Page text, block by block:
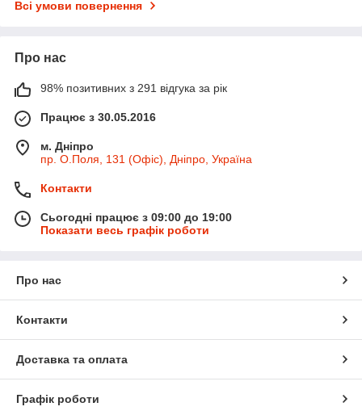
Всі умови повернення
Про нас
98% позитивних з 291 відгука за рік
Працює з 30.05.2016
м. Дніпро
пр. О.Поля, 131 (Офіс), Дніпро, Україна
Контакти
Сьогодні працює з 09:00 до 19:00
Показати весь графік роботи
Про нас
Контакти
Доставка та оплата
Графік роботи